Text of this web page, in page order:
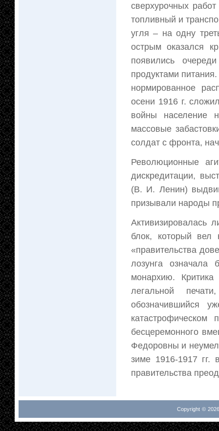
сверхурочных
топливный и
угля – на одну
острым оказался
появились
продуктами
нормированное
осени 1916 г.
войны население
массовые
солдат с фронта,
Революционные
дискредитации,
(В. И. Ленин)
призывали народы
Активизировалась
блок, который вел
«правительства
лозунга означала
монархию.
легальной
обозначившийся
катастрофическом
бесцеремонного
Федоровны и
зиме 1916-1917 гг.
правительства
Copyright ©